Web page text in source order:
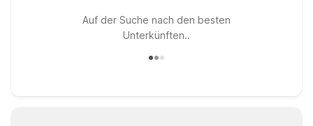
Auf der Suche nach den besten
Unterkünften..